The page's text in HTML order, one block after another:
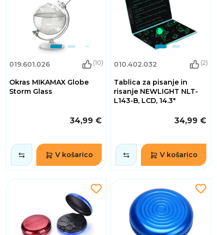
019.601.026 (10)
Okras MIKAMAX Globe
Storm Glass
34,99 €
V košarico
010.402.032 (2)
Tablica za pisanje in
risanje NEWLIGHT NLT-
L143-B, LCD, 14.3"
34,99 €
V košarico